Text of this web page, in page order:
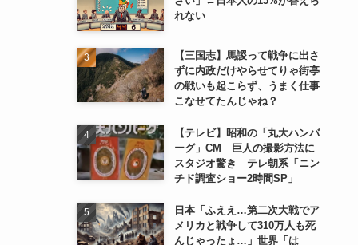
れない
【三国志】馬謖って戦争に出さ
ずに内政だけやらせてりゃ街亭
の戦いも起こらず、うまく仕事
こなせてたんじゃね？
【テレビ】昭和の「丸大ハンバ
ーグ」CM 巨人の撮影方法に
スタジオ驚き テレ朝系「ニン
チド調査ショー2時間SP」
日本「ふええ…第二次大戦でア
メリカと戦争して310万人も死
んじゃったょ…」世界「は